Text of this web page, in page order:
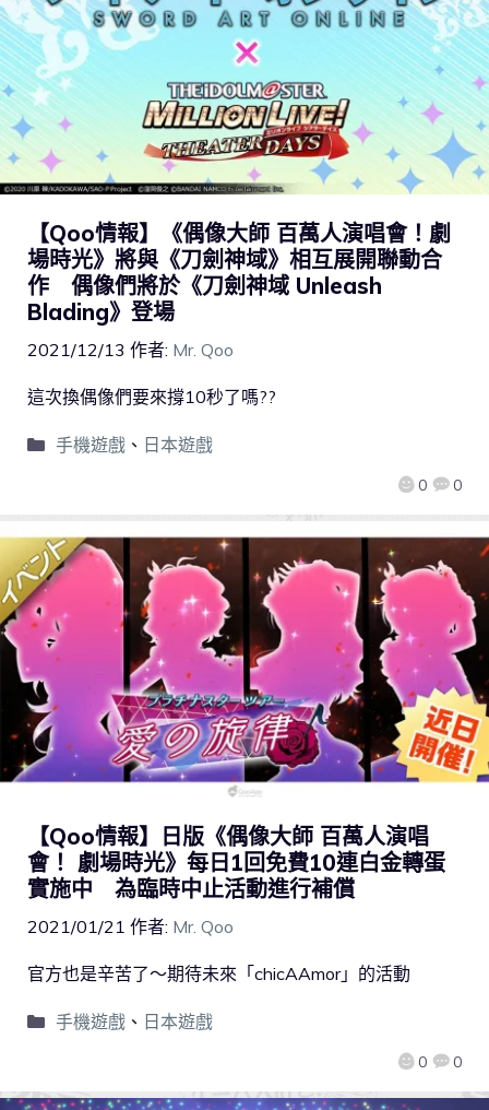
【Qoo情報】《偶像大師 百萬人演唱會！劇
場時光》將與《刀劍神域》相互展開聯動合
作 偶像們將於《刀劍神域 Unleash
Blading》登場
2021/12/13 作者: Mr. Qoo
0 0
這次換偶像們要來撐10秒了嗎??
手機遊戲、 日本遊戲
【Qoo情報】日版《偶像大師 百萬人演唱
會！ 劇場時光》每日1回免費10連白金轉蛋
實施中 為臨時中止活動進行補償
2021/01/21 作者: Mr. Qoo
0 0
官方也是辛苦了～期待未來「chicAAmor」的活動
手機遊戲、 日本遊戲